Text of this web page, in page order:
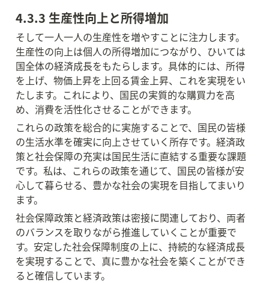
4.3.3 生産性向上と所得増加
そして一人一人の生産性を増やすことに注力します。
生産性の向上は個人の所得増加につながり、ひいては
国全体の経済成長をもたらします。具体的には、所得
を上げ、物価上昇を上回る賃金上昇、これを実現をい
たします。これにより、国民の実質的な購買力を高
め、消費を活性化させることができます。
これらの政策を総合的に実施することで、国民の皆様
の生活水準を確実に向上させていく所存です。経済政
策と社会保障の充実は国民生活に直結する重要な課題
です。私は、これらの政策を通じて、国民の皆様が安
心して暮らせる、豊かな社会の実現を目指してまいり
ます。
社会保障政策と経済政策は密接に関連しており、両者
のバランスを取りながら推進していくことが重要で
す。安定した社会保障制度の上に、持続的な経済成長
を実現することで、真に豊かな社会を築くことができ
ると確信しています。